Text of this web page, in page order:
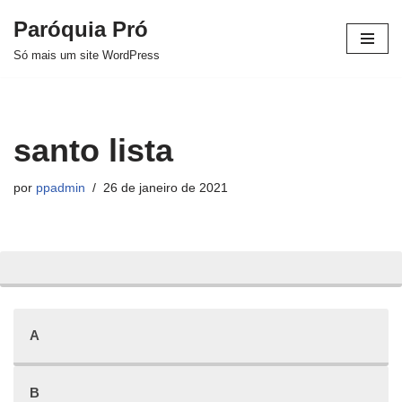
Pular
Paróquia Pró
Só mais um site WordPress
santo lista
por ppadmin 26 de janeiro de 2021
A
B